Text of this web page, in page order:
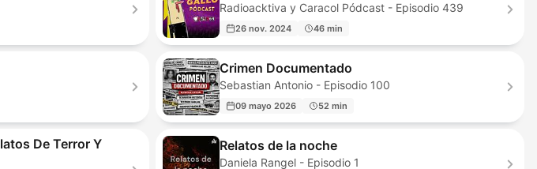
Radioacktiva y Caracol Pódcast - Episodio 439
26 nov. 2024 46 min
Crimen Documentado
Sebastian Antonio - Episodio 100
09 mayo 2026 52 min
De Terror Y
Relatos de la noche
Daniela Rangel - Episodio 1